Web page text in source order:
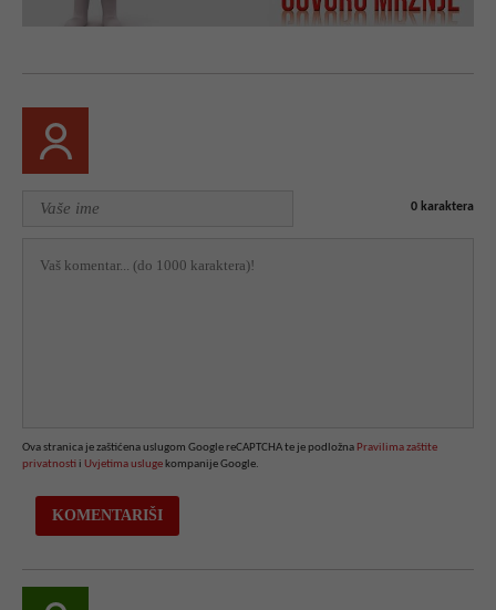
0 karaktera
Ova stranica je zaštićena uslugom Google reCAPTCHA te je podložna Pravilima zaštite
privatnosti i Uvjetima usluge kompanije Google.